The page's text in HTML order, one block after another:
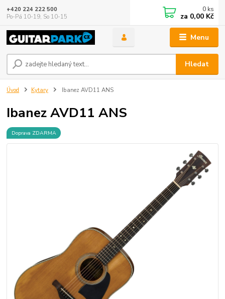
Menu
Hledat
+420 224 222 500
Po-Pá 10-19, So 10-15
0 ks
za 0,00 Kč
Úvod Kytary Ibanez AVD11 ANS
Ibanez AVD11 ANS
Doprava ZDARMA